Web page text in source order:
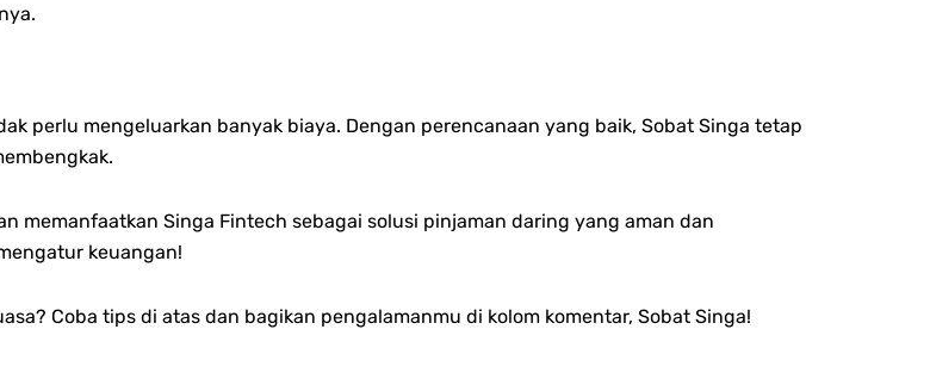
perlu mengeluarkan banyak biaya. Dengan perencanaan yang baik, Sobat Singa tetap
memanfaatkan Singa Fintech sebagai solusi pinjaman daring yang aman dan
keuangan!
Coba tips di atas dan bagikan pengalamanmu di kolom komentar, Sobat Singa!